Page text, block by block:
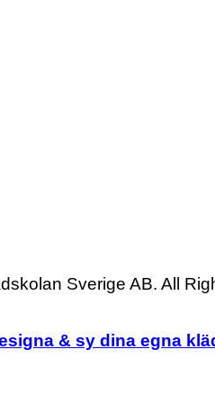
Sverige AB. All